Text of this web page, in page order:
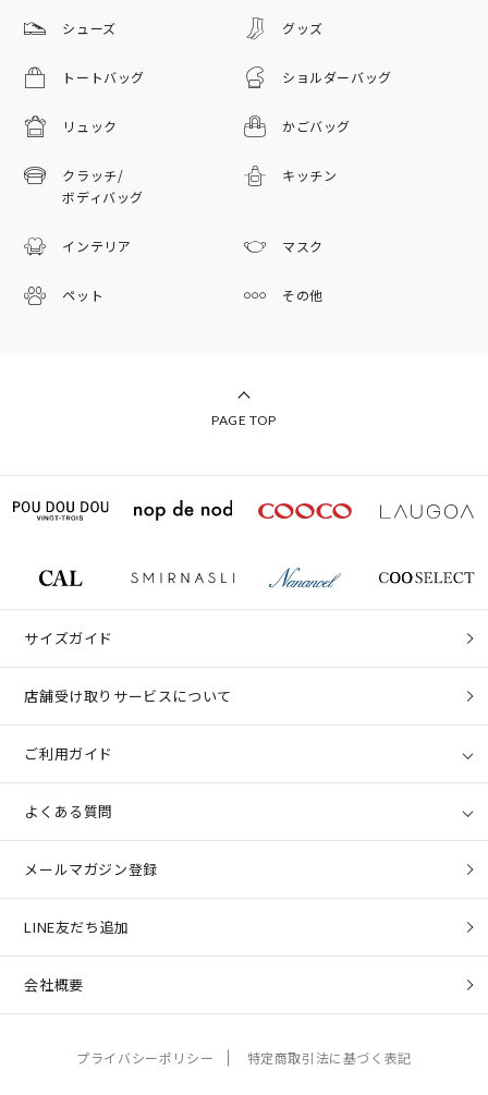
シューズ グッズ
トートバッグ ショルダーバッグ
リュック かごバッグ
クラッチ/
ボディバッグ
キッチン
インテリア マスク
ペット その他
PAGE TOP
サイズガイド
店舗受け取りサービスについて
ご利用ガイド
よくある質問
メールマガジン登録
LINE友だち追加
会社概要
プライバシーポリシー 特定商取引法に基づく表記